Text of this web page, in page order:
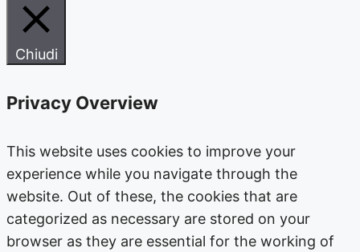
Chiudi
Privacy Overview
This website uses cookies to improve your
experience while you navigate through the
website. Out of these, the cookies that are
categorized as necessary are stored on your
browser as they are essential for the working of